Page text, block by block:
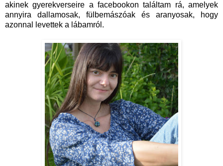
akinek gyerekverseire a facebookon találtam rá, amelyek
annyira dallamosak, fülbemászóak és aranyosak, hogy
azonnal levettek a lábamról.